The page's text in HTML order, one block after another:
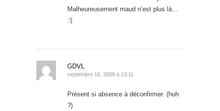
Malheureusement maud n’est plus là…
:'(
GDVL
septembre 16, 2008 à 13:11
Présent si absence à déconfirmer. (huh
?)